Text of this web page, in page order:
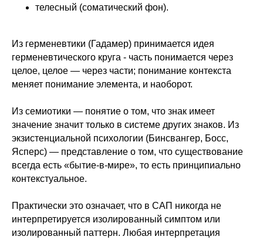
телесный (соматический фон).
Из герменевтики (Гадамер) принимается идея
герменевтического круга - часть понимается через
целое, целое — через части; понимание контекста
меняет понимание элемента, и наоборот.
Из семиотики — понятие о том, что знак имеет
значение значит только в системе других знаков. Из
экзистенциальной психологии (Бинсвангер, Босс,
Ясперс) — представление о том, что существование
всегда есть «бытие-в-мире», то есть принципиально
контекстуальное.
Практически это означает, что в САП никогда не
интерпретируется изолированный симптом или
изолированный паттерн. Любая интерпретация